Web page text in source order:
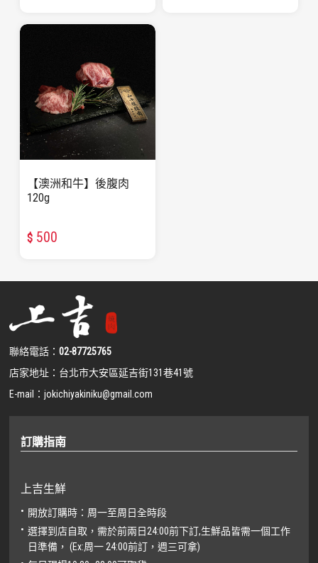
【澳洲和牛】後腹肉
120g
$ 500
聯絡電話：02-87725765
店家地址： 台北市大安區延吉街131巷41號
E-mail：jokichiyakiniku@gmail.com
訂購指南
上吉生鮮
開放訂購時：周一至周日全時段
選擇到店自取，需於前兩日24:00前下訂,生鮮品皆需一個工作
日準備， (Ex:周一 24:00前訂，週三可拿)